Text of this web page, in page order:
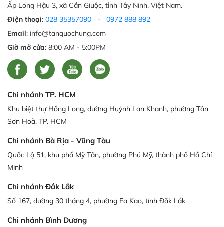
Ấp Long Hậu 3, xã Cần Giuộc, tỉnh Tây Ninh, Việt Nam.
Điện thoại: 028 35357090 -
0972 888 892
Email: info@tanquochung.com
Giờ mở cửa: 8:00 AM - 5:00PM
Chi nhánh TP. HCM
Khu biệt thự Hồng Long, đường Huỳnh Lan Khanh, phường Tân
Sơn Hoà, TP. HCM
Chi nhánh Bà Rịa - Vũng Tàu
Quốc Lộ 51, khu phố Mỹ Tân, phường Phú Mỹ, thành phố Hồ Chí
Minh
Chi nhánh Đắk Lắk
Số 167, đường 30 tháng 4, phường Ea Kao, tỉnh Đắk Lắk
Chi nhánh Bình Dương